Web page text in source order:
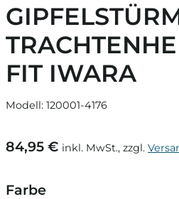
FIT IWARA
Modell: 120001-4176
84,95 € inkl. MwSt., zzgl.
Farbe